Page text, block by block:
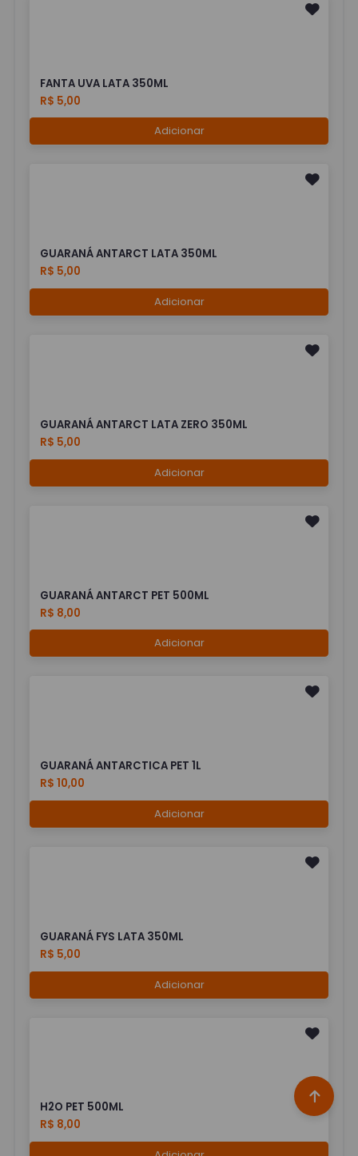
FANTA UVA LATA 350ML
R$ 5,00
Adicionar
GUARANÁ ANTARCT LATA 350ML
R$ 5,00
Adicionar
GUARANÁ ANTARCT LATA ZERO 350ML
R$ 5,00
Adicionar
GUARANÁ ANTARCT PET 500ML
R$ 8,00
Adicionar
GUARANÁ ANTARCTICA PET 1L
R$ 10,00
Adicionar
GUARANÁ FYS LATA 350ML
R$ 5,00
Adicionar
H2O PET 500ML
R$ 8,00